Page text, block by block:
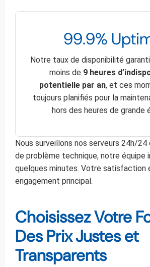
99.9%
Notre taux de disponibilité
moins de 9 heures
potentielle par an, et ces
toujours planifiés pour la
hors des heures de grande
Nous surveillons nos serveurs 24h/24
de problème technique, notre équipe
quelques minutes. Votre satisfaction
engagement principal.
Choisissez Votre
Des Prix Justes et
Transparents